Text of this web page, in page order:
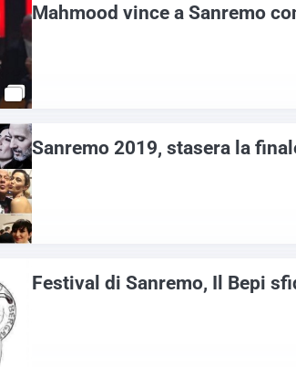
Mahmood vince a Sanremo
Sanremo 2019, stasera la
Festival di Sanremo, Il Bepi